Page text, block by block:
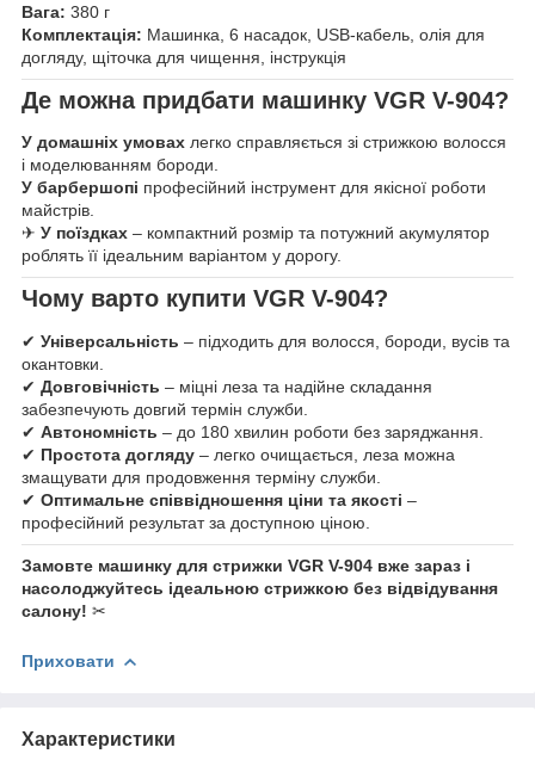
Вага: 380 г
Комплектація: Машинка, 6 насадок, USB-кабель, олія для
догляду, щіточка для чищення, інструкція
Де можна придбати машинку VGR V-904?
У домашніх умовах легко справляється зі стрижкою волосся
і моделюванням бороди.
У барбершопі професійний інструмент для якісної роботи
майстрів.
✈ У поїздках – компактний розмір та потужний акумулятор
роблять її ідеальним варіантом у дорогу.
Чому варто купити VGR V-904?
✔ Універсальність – підходить для волосся, бороди, вусів та
окантовки.
✔ Довговічність – міцні леза та надійне складання
забезпечують довгий термін служби.
✔ Автономність – до 180 хвилин роботи без заряджання.
✔ Простота догляду – легко очищається, леза можна
змащувати для продовження терміну служби.
✔ Оптимальне співвідношення ціни та якості –
професійний результат за доступною ціною.
Замовте машинку для стрижки VGR V-904 вже зараз і
насолоджуйтесь ідеальною стрижкою без відвідування
салону! ✂
Приховати
Характеристики